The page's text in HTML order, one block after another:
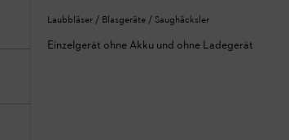
Laubbläser / Blasgeräte / Saughäcksler
Einzelgerät ohne Akku und ohne Ladegerät